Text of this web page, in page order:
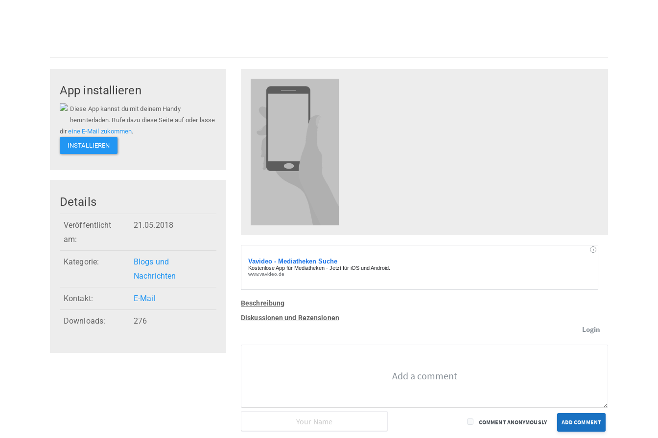
App installieren
Diese App kannst du mit deinem Handy
herunterladen. Rufe dazu diese Seite auf oder lasse
direine E-Mail zukommen.
INSTALLIEREN
Details
Veröffentlicht
am:
21.05.2018
Kategorie:
Blogs und
Nachrichten
Kontakt: E-Mail
Downloads: 276
Beschreibung
Diskussionen und Rezensionen
Login
ADD COMMENT
COMMENT ANONYMOUSLY